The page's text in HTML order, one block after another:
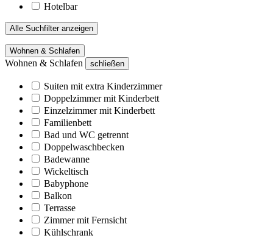
Hotelbar
Alle Suchfilter anzeigen
Wohnen & Schlafen
Wohnen & Schlafen schließen
Suiten mit extra Kinderzimmer
Doppelzimmer mit Kinderbett
Einzelzimmer mit Kinderbett
Familienbett
Bad und WC getrennt
Doppelwaschbecken
Badewanne
Wickeltisch
Babyphone
Balkon
Terrasse
Zimmer mit Fernsicht
Kühlschrank